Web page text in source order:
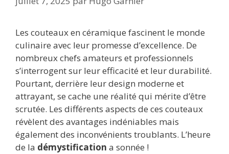
Les couteaux en céramique fascinent le monde
culinaire avec leur promesse d’excellence. De
nombreux chefs amateurs et professionnels
s’interrogent sur leur efficacité et leur durabilité.
Pourtant, derrière leur design moderne et
attrayant, se cache une réalité qui mérite d’être
scrutée. Les différents aspects de ces couteaux
révèlent des avantages indéniables mais
également des inconvénients troublants. L’heure
de la démystification a sonnée !